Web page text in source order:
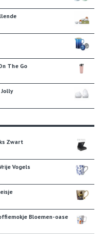
The Go
Zwart
Vogels
Bloemen-oase